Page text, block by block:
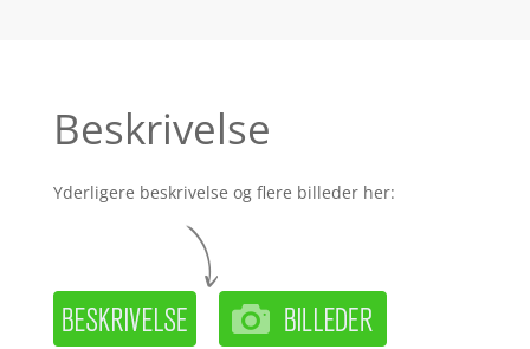
Beskrivelse
Yderligere beskrivelse og flere billeder her: